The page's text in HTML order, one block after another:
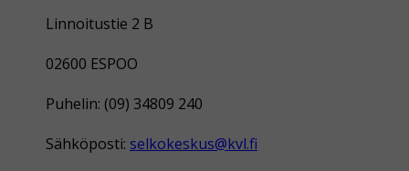
Linnoitustie 2 B
02600 ESPOO
Puhelin: (09) 34809 240
Sähköposti: selkokeskus@kvl.fi